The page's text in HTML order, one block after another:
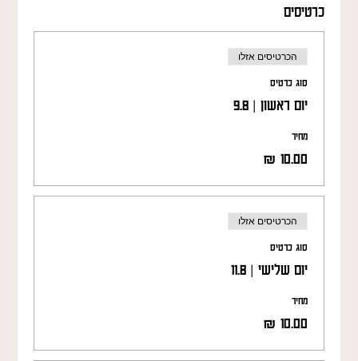
כרטיסים
הכרטיסים אזלו
סוג כרטיס
יום ראשון | 9.8
מחיר
הכרטיסים אזלו
סוג כרטיס
יום שלישי | 11.8
מחיר